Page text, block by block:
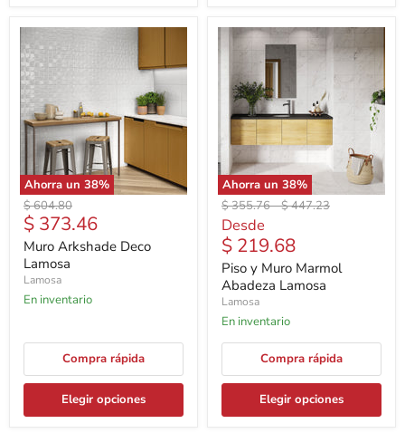
Ahorra un 38%
Precio
original
$ 604.80
Precio
actual
$ 373.46
Muro Arkshade Deco
Lamosa
Lamosa
En inventario
Compra rápida
Elegir opciones
Ahorra un 38%
Precio
original
$ 355.76-Precio
$ 447.23
Desde
$ 219.68
Piso y Muro Marmol
Abadeza Lamosa
Lamosa
En inventario
Compra rápida
Elegir opciones